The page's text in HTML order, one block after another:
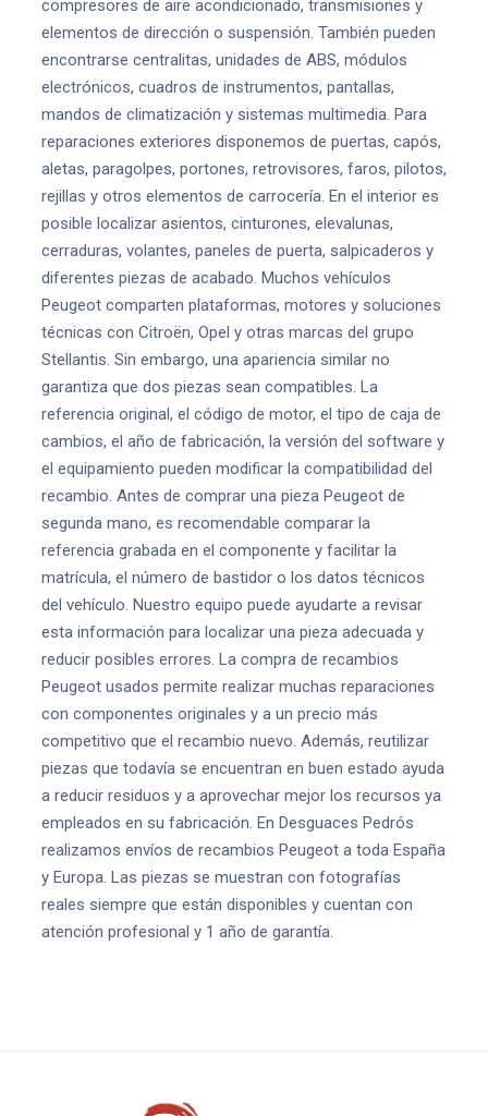
compresores de aire acondicionado, transmisiones y
elementos de dirección o suspensión. También pueden
encontrarse centralitas, unidades de ABS, módulos
electrónicos, cuadros de instrumentos, pantallas,
mandos de climatización y sistemas multimedia. Para
reparaciones exteriores disponemos de puertas, capós,
aletas, paragolpes, portones, retrovisores, faros, pilotos,
rejillas y otros elementos de carrocería. En el interior es
posible localizar asientos, cinturones, elevalunas,
cerraduras, volantes, paneles de puerta, salpicaderos y
diferentes piezas de acabado. Muchos vehículos
Peugeot comparten plataformas, motores y soluciones
técnicas con Citroën, Opel y otras marcas del grupo
Stellantis. Sin embargo, una apariencia similar no
garantiza que dos piezas sean compatibles. La
referencia original, el código de motor, el tipo de caja de
cambios, el año de fabricación, la versión del software y
el equipamiento pueden modificar la compatibilidad del
recambio. Antes de comprar una pieza Peugeot de
segunda mano, es recomendable comparar la
referencia grabada en el componente y facilitar la
matrícula, el número de bastidor o los datos técnicos
del vehículo. Nuestro equipo puede ayudarte a revisar
esta información para localizar una pieza adecuada y
reducir posibles errores. La compra de recambios
Peugeot usados permite realizar muchas reparaciones
con componentes originales y a un precio más
competitivo que el recambio nuevo. Además, reutilizar
piezas que todavía se encuentran en buen estado ayuda
a reducir residuos y a aprovechar mejor los recursos ya
empleados en su fabricación. En Desguaces Pedrós
realizamos envíos de recambios Peugeot a toda España
y Europa. Las piezas se muestran con fotografías
reales siempre que están disponibles y cuentan con
atención profesional y 1 año de garantía.